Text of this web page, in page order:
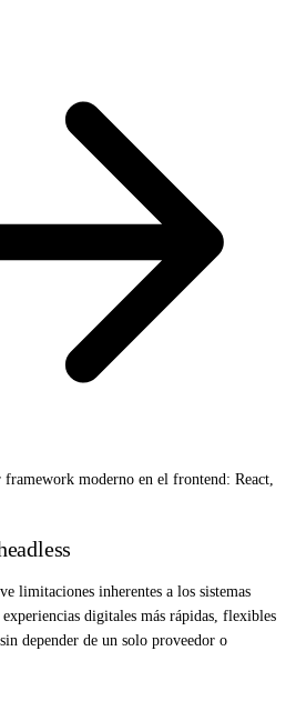
framework moderno en el frontend: React,
limitaciones inherentes a los sistemas
digitales más rápidas, flexibles
depender de un solo proveedor o